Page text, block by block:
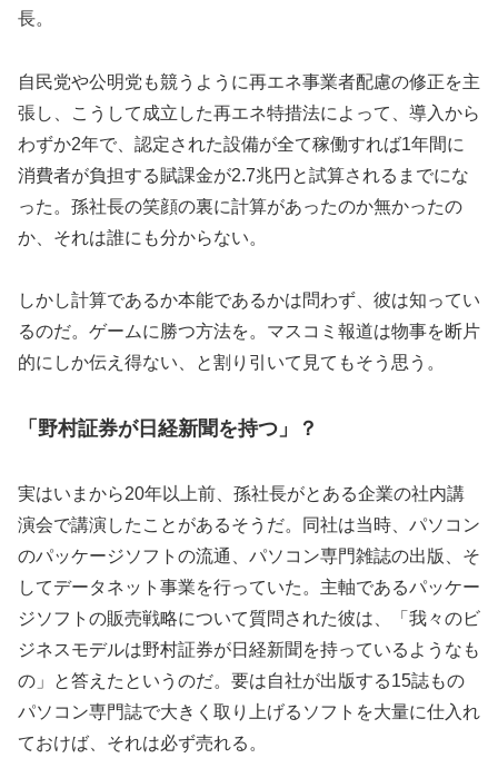
長。
自民党や公明党も競うように再エネ事業者配慮の修正を主
張し、こうして成立した再エネ特措法によって、導入から
わずか2年で、認定された設備が全て稼働すれば1年間に
消費者が負担する賦課金が2.7兆円と試算されるまでにな
った。孫社長の笑顔の裏に計算があったのか無かったの
か、それは誰にも分からない。
しかし計算であるか本能であるかは問わず、彼は知ってい
るのだ。ゲームに勝つ方法を。マスコミ報道は物事を断片
的にしか伝え得ない、と割り引いて見てもそう思う。
「野村証券が日経新聞を持つ」？
実はいまから20年以上前、孫社長がとある企業の社内講
演会で講演したことがあるそうだ。同社は当時、パソコン
のパッケージソフトの流通、パソコン専門雑誌の出版、そ
してデータネット事業を行っていた。主軸であるパッケー
ジソフトの販売戦略について質問された彼は、「我々のビ
ジネスモデルは野村証券が日経新聞を持っているようなも
の」と答えたというのだ。要は自社が出版する15誌もの
パソコン専門誌で大きく取り上げるソフトを大量に仕入れ
ておけば、それは必ず売れる。